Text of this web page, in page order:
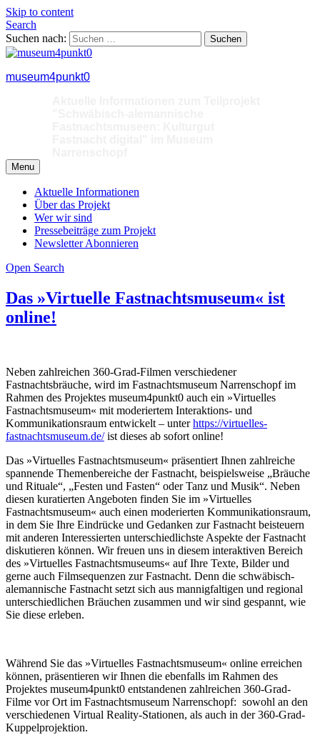
Skip to content
Search
Suchen nach:
museum4punkt0
Menu
Aktuelle Informationen
Über das Projekt
Wer wir sind
Pressebeiträge zum Projekt
Newsletter Abonnieren
Open Search
Das »Virtuelle Fastnachtsmuseum« ist
online!
Neben zahlreichen 360-Grad-Filmen verschiedener
Fastnachtsbräuche, wird im Fastnachtsmuseum Narrenschopf im
Rahmen des Projektes museum4punkt0 auch ein »Virtuelles
Fastnachtsmuseum« mit moderiertem Interaktions- und
Kommunikationsraum entwickelt – unterhttps://virtuelles-
fastnachtsmuseum.de/ist dieses ab sofort online!
Das »Virtuelles Fastnachtsmuseum« präsentiert Ihnen zahlreiche
spannende Themenbereiche der Fastnacht, beispielsweise „Bräuche
und Rituale“, „Festen und Fasten“ oder Tanz und Musik“. Neben
diesen kuratierten Angeboten finden Sie im »Virtuelles
Fastnachtsmuseum« auch einen moderierten Kommunikationsraum,
in dem Sie Ihre Eindrücke und Gedanken zur Fastnacht beisteuern
mit anderen Interessierten unterschiedlichste Aspekte der Fastnacht
diskutieren können. Wir freuen uns in diesem interaktiven Bereich
des »Virtuelles Fastnachtsmuseums« auf Ihre Texte, Bilder und
gerne auch Filmsequenzen zur Fastnacht. Denn die schwäbisch-
alemannische Fastnacht setzt sich aus mannigfaltigen und regional
unterschiedlichen Bräuchen zusammen und wir sind gespannt, wie
Sie diese erleben.
Während Sie das »Virtuelles Fastnachtsmuseum« online erreichen
können, präsentieren wir Ihnen die ebenfalls im Rahmen des
Projektes museum4punkt0 entstandenen zahlreichen 360-Grad-
Filme vor Ort im Fastnachtsmuseum Narrenschopf: sowohl an den
verschiedenen Virtual Reality-Stationen, als auch in der 360-Grad-
Kuppelprojektion.